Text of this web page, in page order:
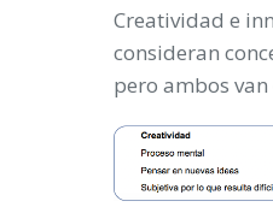
Creatividad e
consideran
pero ambos